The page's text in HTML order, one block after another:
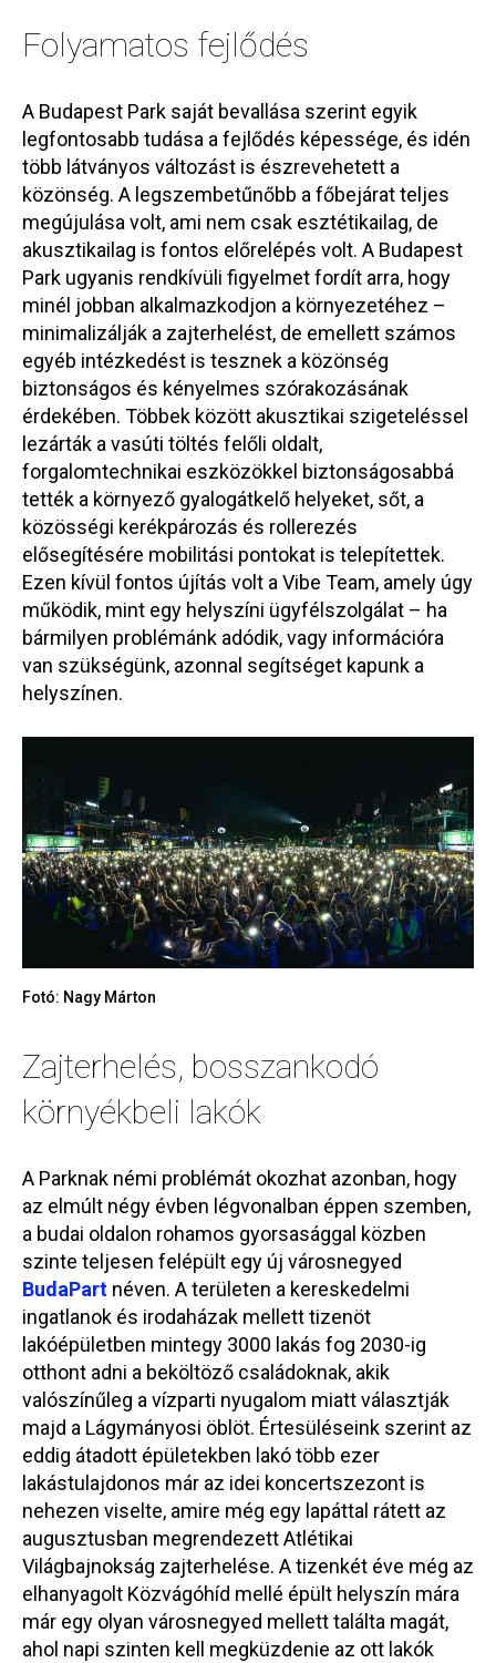
Folyamatos fejlődés
A Budapest Park saját bevallása szerint egyik
legfontosabb tudása a fejlődés képessége, és idén
több látványos változást is észrevehetett a
közönség. A legszembetűnőbb a főbejárat teljes
megújulása volt, ami nem csak esztétikailag, de
akusztikailag is fontos előrelépés volt. A Budapest
Park ugyanis rendkívüli figyelmet fordít arra, hogy
minél jobban alkalmazkodjon a környezetéhez –
minimalizálják a zajterhelést, de emellett számos
egyéb intézkedést is tesznek a közönség
biztonságos és kényelmes szórakozásának
érdekében. Többek között akusztikai szigeteléssel
lezárták a vasúti töltés felőli oldalt,
forgalomtechnikai eszközökkel biztonságosabbá
tették a környező gyalogátkelő helyeket, sőt, a
közösségi kerékpározás és rollerezés
elősegítésére mobilitási pontokat is telepítettek.
Ezen kívül fontos újítás volt a Vibe Team, amely úgy
működik, mint egy helyszíni ügyfélszolgálat – ha
bármilyen problémánk adódik, vagy információra
van szükségünk, azonnal segítséget kapunk a
helyszínen.
Fotó: Nagy Márton
Zajterhelés, bosszankodó
környékbeli lakók
A Parknak némi problémát okozhat azonban, hogy
az elmúlt négy évben légvonalban éppen szemben,
a budai oldalon rohamos gyorsasággal közben
szinte teljesen felépült egy új városnegyed
BudaPart néven. A területen a kereskedelmi
ingatlanok és irodaházak mellett tizenöt
lakóépületben mintegy 3000 lakás fog 2030-ig
otthont adni a beköltöző családoknak, akik
valószínűleg a vízparti nyugalom miatt választják
majd a Lágymányosi öblöt. Értesüléseink szerint az
eddig átadott épületekben lakó több ezer
lakástulajdonos már az idei koncertszezont is
nehezen viselte, amire még egy lapáttal rátett az
augusztusban megrendezett Atlétikai
Világbajnokság zajterhelése. A tizenkét éve még az
elhanyagolt Közvágóhíd mellé épült helyszín mára
már egy olyan városnegyed mellett találta magát,
ahol napi szinten kell megküzdenie az ott lakók